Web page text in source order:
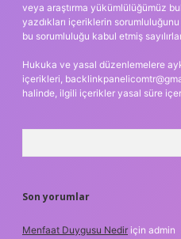
veya araştırma yükümlülüğümüz
yazdıkları içeriklerin
bu sorumluluğu kabul etmiş
Hukuka ve yasal düzenlemelere
içerikleri,
halinde, ilgili içerikler yasal süre
Son yorumlar
Menfaat Duygusu Nedir için admin